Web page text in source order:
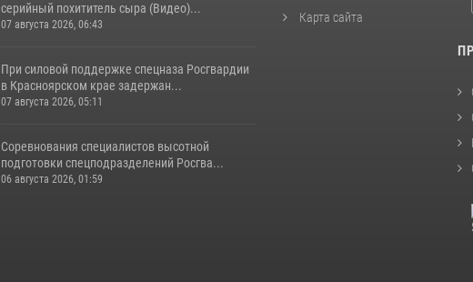
серийный похититель сыра (Видео)...
07 августа 2026, 06:43
При силовой поддержке спецназа Росгвардии
в Красноярском крае задержан...
07 августа 2026, 05:11
Соревнования специалистов высотной
подготовки спецподразделений Росгва...
06 августа 2026, 01:59
Карта сайта